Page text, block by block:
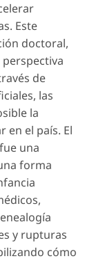
Este
doctoral,
de
las
la
en el país. El
una
forma
y rupturas
cómo